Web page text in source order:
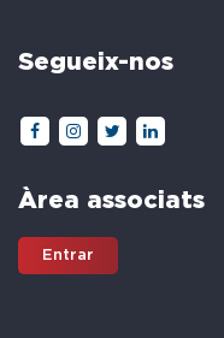
Segueix-nos
Àrea associats
Entrar